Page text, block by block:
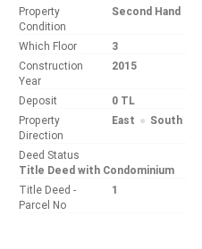
Property
Condition
Second Hand
Which Floor
3
Construction
Year
2015
Deposit
0 TL
Property
Direction
East South
Deed Status
Title Deed with Condominium
Title Deed -
Parcel No
1